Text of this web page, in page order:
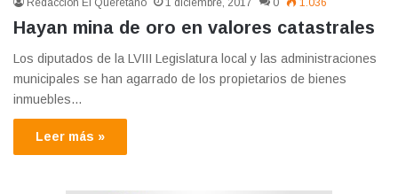
Redacción El Queretano 1 diciembre, 2017 0 1.036
Hayan mina de oro en valores catastrales
Los diputados de la LVIII Legislatura local y las administraciones
municipales se han agarrado de los propietarios de bienes
inmuebles…
Leer más »